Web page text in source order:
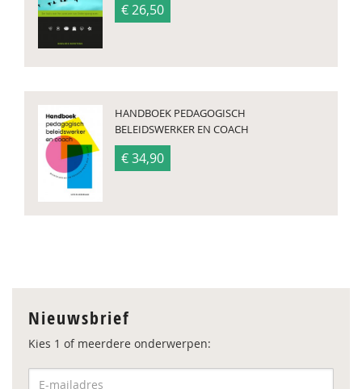
€ 26,50
HANDBOEK PEDAGOGISCH
BELEIDSWERKER EN COACH
€ 34,90
Nieuwsbrief
Kies 1 of meerdere onderwerpen: